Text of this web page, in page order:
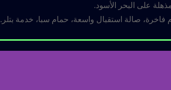
مذهلة على البحر الأسود.
فاخرة، صالة استقبال واسعة، حمام سبا، خدمة بتلر.